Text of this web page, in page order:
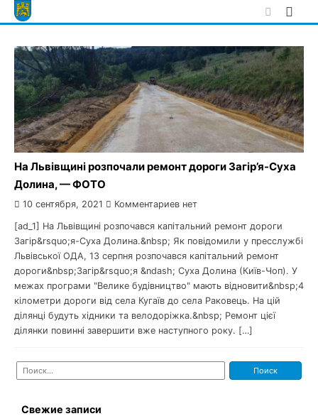
Skip
to
На Львівщині розпочали ремонт дороги Загір’я-Суха
Долина, — ФОТО
10 сентября, 2021 Комментариев нет
[ad_1] На Львівщині розпочався капітальний ремонт дороги
Загір&rsquo;я-Суха Долина.&nbsp; Як повідомили у пресслужбі
Львівської ОДА, 13 серпня розпочався капітальний ремонт
дороги&nbsp;Загір&rsquo;я &ndash; Суха Долина (Київ-Чоп). У
межах програми "Велике будівництво" мають відновити&nbsp;4
кілометри дороги від села Кугаїв до села Раковець. На цій
ділянці будуть хідники та велодоріжка.&nbsp; Ремонт цієї
ділянки повинні завершити вже наступного року. […]
Найти:
Свежие записи